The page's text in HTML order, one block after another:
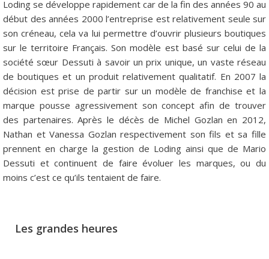
Loding se développe rapidement car de la fin des années 90 au
début des années 2000 l’entreprise est relativement seule sur
son créneau, cela va lui permettre d’ouvrir plusieurs boutiques
sur le territoire Français. Son modèle est basé sur celui de la
société sœur Dessuti à savoir un prix unique, un vaste réseau
de boutiques et un produit relativement qualitatif. En 2007 la
décision est prise de partir sur un modèle de franchise et la
marque pousse agressivement son concept afin de trouver
des partenaires. Après le décès de Michel Gozlan en 2012,
Nathan et Vanessa Gozlan respectivement son fils et sa fille
prennent en charge la gestion de Loding ainsi que de Mario
Dessuti et continuent de faire évoluer les marques, ou du
moins c’est ce qu’ils tentaient de faire.
Les grandes heures